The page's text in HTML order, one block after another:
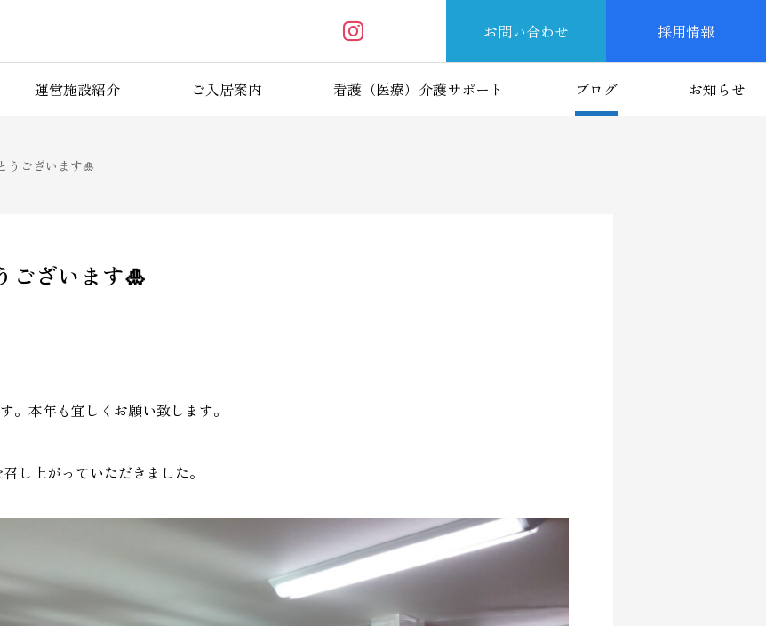
お問い合わせ 採用情報
運営施設紹介 ご入居案内 看護（医療）介護サポート ブログ お知らせ
うございます🎍
ございます🎍
。本年も宜しくお願い致します。
し上がっていただきました。